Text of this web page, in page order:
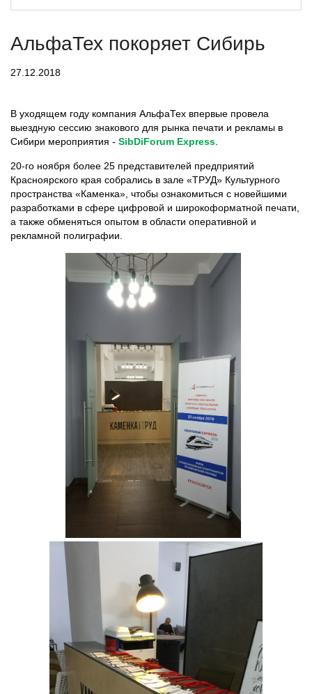
АльфаТех покоряет Сибирь
27.12.2018
В уходящем году компания АльфаТех впервые провела
выездную сессию знакового для рынка печати и рекламы в
Сибири мероприятия - SibDiForum Express
20-го ноября более 25 представителей предприятий
Красноярского края собрались в зале «ТРУД» Культурного
пространства «Каменка», чтобы ознакомиться с новейшими
разработками в сфере цифровой и широкоформатной печати,
а также обменяться опытом в области оперативной и
рекламной полиграфии.